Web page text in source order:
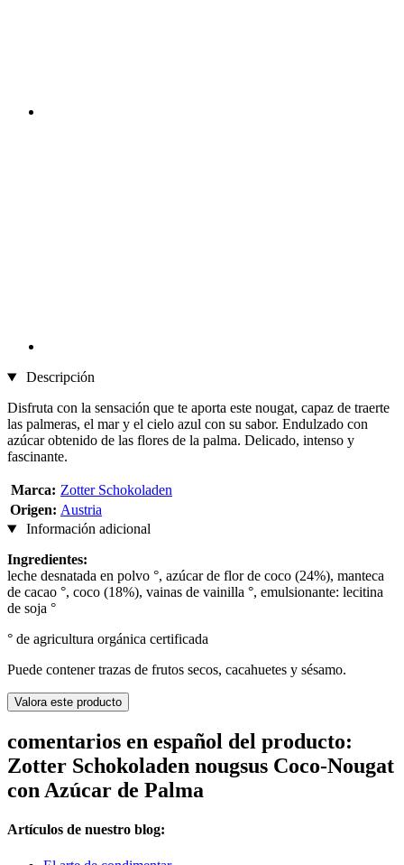
Descripción
Disfruta con la sensación que te aporta este nougat, capaz de traerte
las palmeras, el mar y el cielo azul con su sabor. Endulzado con
azúcar obtenido de las flores de la palma. Delicado, intenso y
fascinante.
Marca: Zotter Schokoladen
Origen: Austria
Información adicional
Ingredientes:
leche desnatada en polvo °, azúcar de flor de coco (24%), manteca
de cacao °, coco (18%), vainas de vainilla °, emulsionante: lecitina
de soja °
° de agricultura orgánica certificada
Puede contener trazas de frutos secos, cacahuetes y sésamo.
Valora este producto
comentarios en español del producto:
Zotter Schokoladen nougsus Coco-Nougat
con Azúcar de Palma
Artículos de nuestro blog: